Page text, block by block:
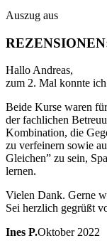
Auszug aus
Hallo Andreas,
zum 2. Mal konnte
Beide Kurse waren
der fachlichen
Kombination, die
zu verfeinern sowie
Gleichen” zu sein,
lernen.
Vielen Dank. Gerne
Sei herzlich gegrüßt
Ines P.Oktober 2022